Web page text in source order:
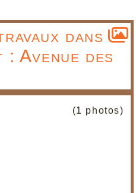
dans
Avenue des
(1 photos)